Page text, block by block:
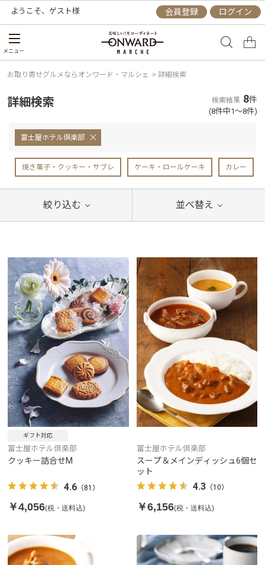
ようこそ、 ゲスト様 会員登録 ログイン
メニュー
お取り寄せグルメならオンワード・マルシェ > 詳細検索
詳細検索 検索結果 8件
(8件中1～8件)
富士屋ホテル倶楽部
焼き菓子・クッキー・サブレ ケーキ・ロールケーキ カレー
絞り込む 並べ替え
ギフト対応
富士屋ホテル倶楽部
クッキー詰合せM
4.6 （81）
￥4,056(税・送料込)
富士屋ホテル倶楽部
スープ＆メインディッシュ6個セ
ット
4.3（10）
￥6,156(税・送料込)